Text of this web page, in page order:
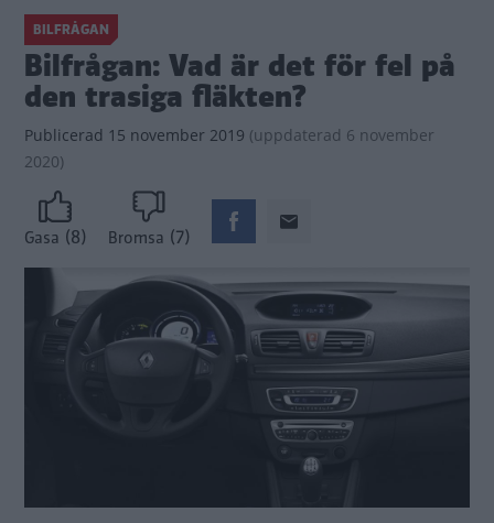
BILFRÅGAN
Bilfrågan: Vad är det för fel på
den trasiga fläkten?
Publicerad 15 november 2019 (uppdaterad 6 november
2020)
Gasa (8) Bromsa (7)